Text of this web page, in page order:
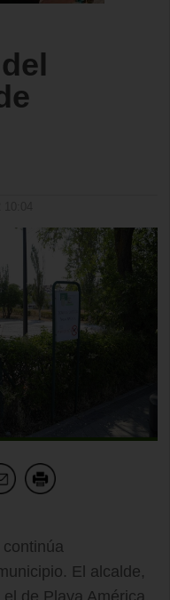
continúa
El alcalde,